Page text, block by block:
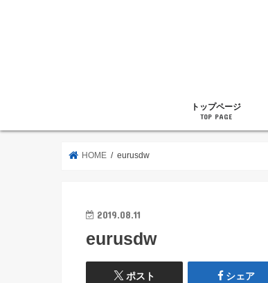
トップページ
TOP PAGE
HOME eurusdw
2019.08.11
eurusdw
ポスト シェア